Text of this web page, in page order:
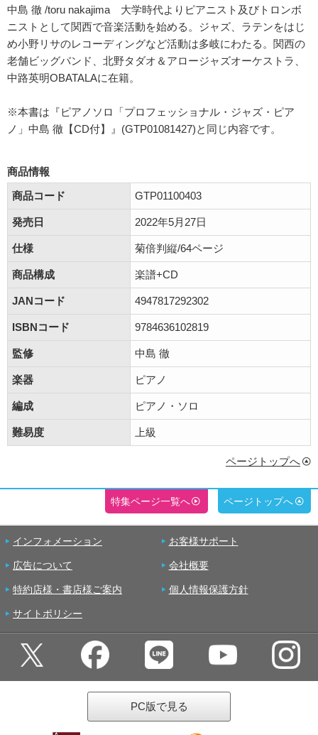
中島 徹 /toru nakajima 大学時代よりピアニスト及びトロンボ
ニストとして関西で音楽活動を始める。ジャズ、ラテンをはじ
め小野リサのレコーディングなど活動は多岐にわたる。関西の
老舗ビッグバンド、北野タダオ＆アロージャズオーケストラ、
中路英明OBATALAに在籍。
※本書は『ピアノソロ「プロフェッショナル・ジャズ・ピア
ノ」中島 徹【CD付】』(GTP01081427)と同じ内容です。
商品情報
商品コード
GTP01100403
発売日 2022年5月27日
仕様 菊倍判縦/64ページ
商品構成 楽譜+CD
JANコード 4947817292302
ISBNコード 9784636102819
監修 中島 徹
楽器 ピアノ
編成 ピアノ・ソロ
難易度 上級
ページトップへ
特集ページ一覧へ ページトップへ
インフォメーション お客様サポート
広告について 会社概要
特約店様・書店様ご案内 個人情報保護方針
サイトポリシー
PC版で見る